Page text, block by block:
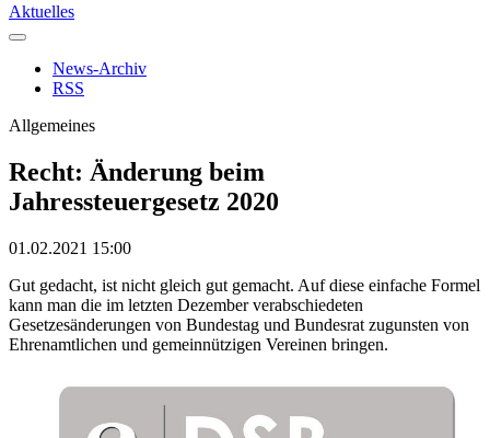
Aktuelles
News-Archiv
RSS
Allgemeines
Recht: Änderung beim
Jahressteuergesetz 2020
01.02.2021 15:00
Gut gedacht, ist nicht gleich gut gemacht. Auf diese einfache Formel
kann man die im letzten Dezember verabschiedeten
Gesetzesänderungen von Bundestag und Bundesrat zugunsten von
Ehrenamtlichen und gemeinnützigen Vereinen bringen.